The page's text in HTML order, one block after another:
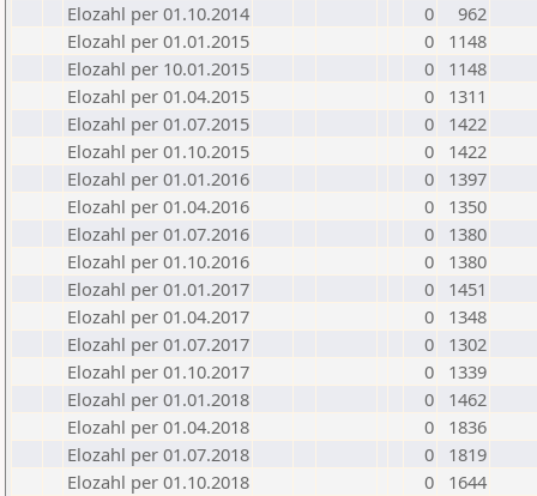
Elozahl per 01.10.2014
0
962
Elozahl per 01.01.2015
0
1148
Elozahl per 10.01.2015
0
1148
Elozahl per 01.04.2015
0
1311
Elozahl per 01.07.2015
0
1422
Elozahl per 01.10.2015
0
1422
Elozahl per 01.01.2016
0
1397
Elozahl per 01.04.2016
0
1350
Elozahl per 01.07.2016
0
1380
Elozahl per 01.10.2016
0
1380
Elozahl per 01.01.2017
0
1451
Elozahl per 01.04.2017
0
1348
Elozahl per 01.07.2017
0
1302
Elozahl per 01.10.2017
0
1339
Elozahl per 01.01.2018
0
1462
Elozahl per 01.04.2018
0
1836
Elozahl per 01.07.2018
0
1819
Elozahl per 01.10.2018
0
1644